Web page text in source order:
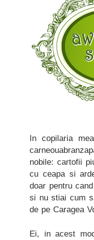
In copilaria
nobile: cartofii
cu ceapa si
doar pentru
si nu stiai cum
de pe Caragea
Ei, in acest